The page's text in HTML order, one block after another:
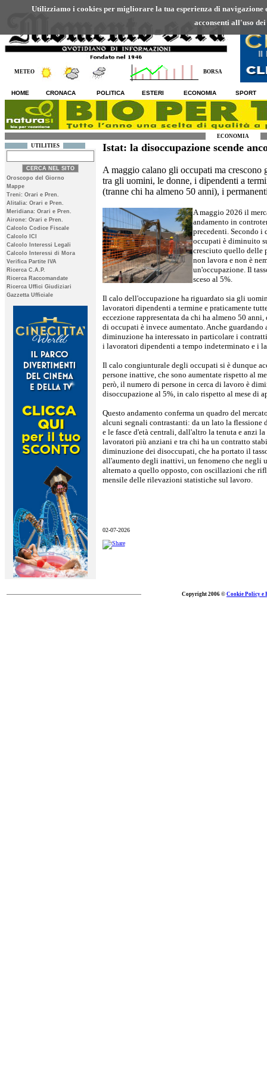
Utilizziamo i cookies per migliorare la tua esperienza di
acconsenti all'uso
METEO BORSA
HOME CRONACA POLITICA ESTERI ECONOMIA SPORT
ECONOMIA
UTILITIES
Oroscopo del Giorno
Mappe
Treni: Orari e Pren.
Alitalia: Orari e Pren.
Meridiana: Orari e Pren.
Airone: Orari e Pren.
Calcolo Codice Fiscale
Calcolo ICI
Calcolo Interessi Legali
Calcolo Interessi di Mora
Verifica Partite IVA
Ricerca C.A.P.
Ricerca Raccomandate
Ricerca Uffici Giudiziari
Gazzetta Ufficiale
Istat: la disoccupazione scende
A maggio calano gli occupati ma
tra gli uomini, le donne, i dipendenti a
(tranne chi ha almeno 50 anni), i
A maggio 2026 il
andamento in
precedenti. Secondo
occupati è diminuito
cresciuto quello delle
non lavora e non è
un'occupazione. Il
sceso al 5%.
Il calo dell'occupazione ha riguardato sia gli
lavoratori dipendenti a termine e praticamente
eccezione rappresentata da chi ha almeno 50
di occupati è invece aumentato. Anche
diminuzione ha interessato in particolare i
i lavoratori dipendenti a tempo indeterminato e i
Il calo congiunturale degli occupati si è dunque
persone inattive, che sono aumentate rispetto al
però, il numero di persone in cerca di lavoro è
disoccupazione al 5%, in calo rispetto al mese di
Questo andamento conferma un quadro del
alcuni segnali contrastanti: da un lato la
e le fasce d'età centrali, dall'altro la tenuta e anzi
lavoratori più anziani e tra chi ha un contratto
diminuzione dei disoccupati, che ha portato il
all'aumento degli inattivi, un fenomeno che negli
alternato a quello opposto, con oscillazioni che
mensile delle rilevazioni statistiche sul lavoro.
02-07-2026
Copyright 2006 © Cookie Policy e